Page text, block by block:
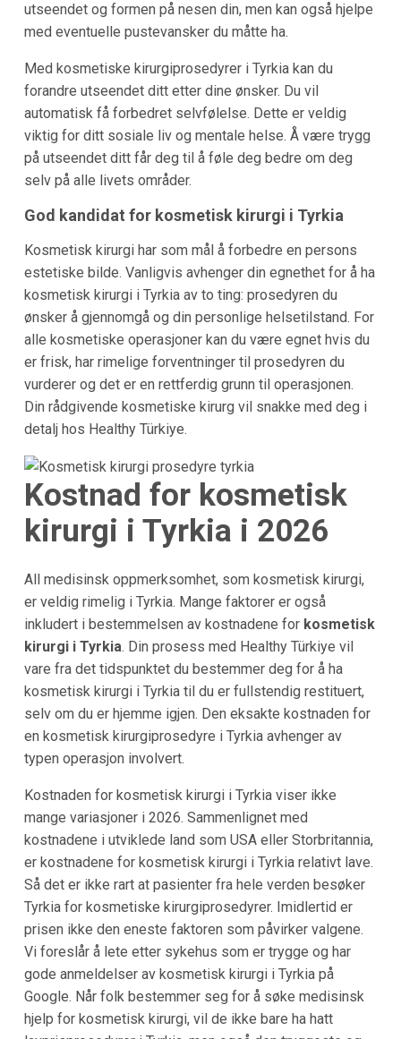
utseendet og formen på nesen din, men kan også hjelpe
med eventuelle pustevansker du måtte ha.
Med kosmetiske kirurgiprosedyrer i Tyrkia kan du
forandre utseendet ditt etter dine ønsker. Du vil
automatisk få forbedret selvfølelse. Dette er veldig
viktig for ditt sosiale liv og mentale helse. Å være trygg
på utseendet ditt får deg til å føle deg bedre om deg
selv på alle livets områder.
God kandidat for kosmetisk kirurgi i Tyrkia
Kosmetisk kirurgi har som mål å forbedre en persons
estetiske bilde. Vanligvis avhenger din egnethet for å ha
kosmetisk kirurgi i Tyrkia av to ting: prosedyren du
ønsker å gjennomgå og din personlige helsetilstand. For
alle kosmetiske operasjoner kan du være egnet hvis du
er frisk, har rimelige forventninger til prosedyren du
vurderer og det er en rettferdig grunn til operasjonen.
Din rådgivende kosmetiske kirurg vil snakke med deg i
detalj hos Healthy Türkiye.
Kostnad for kosmetisk
kirurgi i Tyrkia i 2026
All medisinsk oppmerksomhet, som kosmetisk kirurgi,
er veldig rimelig i Tyrkia. Mange faktorer er også
inkludert i bestemmelsen av kostnadene for kosmetisk
kirurgi i Tyrkia. Din prosess med Healthy Türkiye vil
vare fra det tidspunktet du bestemmer deg for å ha
kosmetisk kirurgi i Tyrkia til du er fullstendig restituert,
selv om du er hjemme igjen. Den eksakte kostnaden for
en kosmetisk kirurgiprosedyre i Tyrkia avhenger av
typen operasjon involvert.
Kostnaden for kosmetisk kirurgi i Tyrkia viser ikke
mange variasjoner i 2026. Sammenlignet med
kostnadene i utviklede land som USA eller Storbritannia,
er kostnadene for kosmetisk kirurgi i Tyrkia relativt lave.
Så det er ikke rart at pasienter fra hele verden besøker
Tyrkia for kosmetiske kirurgiprosedyrer. Imidlertid er
prisen ikke den eneste faktoren som påvirker valgene.
Vi foreslår å lete etter sykehus som er trygge og har
gode anmeldelser av kosmetisk kirurgi i Tyrkia på
Google. Når folk bestemmer seg for å søke medisinsk
hjelp for kosmetisk kirurgi, vil de ikke bare ha hatt